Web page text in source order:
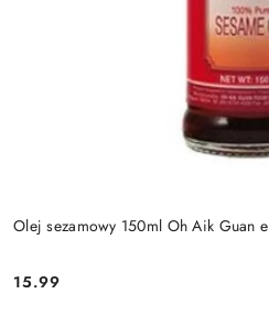
Olej sezamowy 150ml Oh Aik Guan e
Cena:
15.99